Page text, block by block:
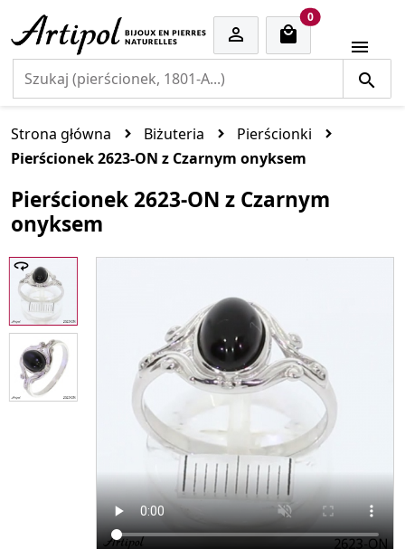

0cart items

Strona główna Biżuteria
Pierścionki
Pierścionek 2623-ON z Czarnym onyksem
Pierścionek 2623-ON z Czarnym
onyksem